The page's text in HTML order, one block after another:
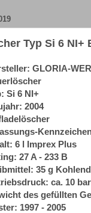
Typ Si 6 NI+
GLORIA-
Si 6 NI+
2004
6 l Imprex Plus
27 A - 233 B
35 g
ca. 10
des gefüllten
1997 - 2005